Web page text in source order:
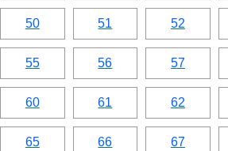
50 51 52
55 56 57
60 61 62
65 66 67